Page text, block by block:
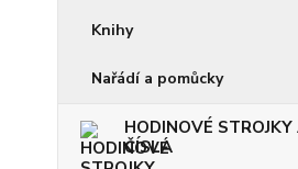
Knihy
Nařádí a pomůcky
HODINOVÉ STROJKY
ČÍSLA